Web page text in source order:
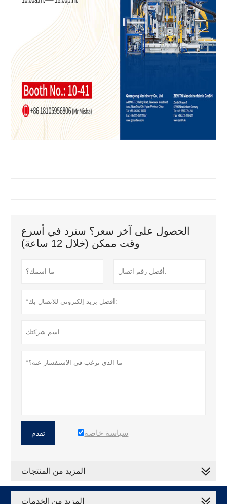
الحصول على آخر سعر؟ سنرد في أسرع
وقت ممكن (خلال 12 ساعة)
تقدم سياسة خاصة
المزيد من المنتجات
المزيد من الخدمات